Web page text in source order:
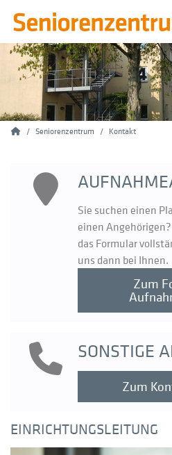
HomeSeniorenzentrum Kontakt
Sie suchen einen
einen
das Formular
uns dann bei Ihnen.
Zum
SONSTIGE
Zum
EINRICHTUNGSLEITUNG